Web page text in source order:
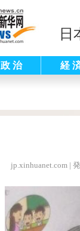
日
政 治 経
jp.xinhuanet.com |